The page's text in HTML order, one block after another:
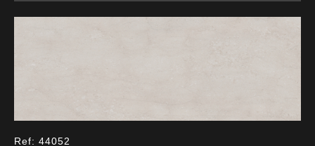
Ref: 44052